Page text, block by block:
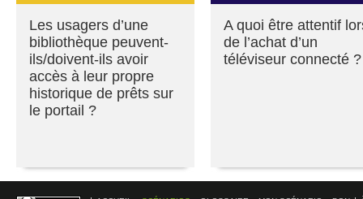
Les usagers d’une
bibliothèque peuvent-
ils/doivent-ils avoir
accès à leur propre
historique de prêts sur
le portail ?
A quoi être attentif
de l’achat d’un
téléviseur connecté ?